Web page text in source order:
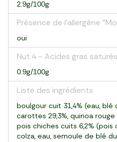
2.9g/100g
Présence de l'allergène
oui
Nut.4 - Acides gras saturés
0.9g/100g
Liste des ingrédients
boulgour cuit 31,4% (eau,
carottes 29,3%, quinoa
pois chiches cuits 6,2% (pois
colza, eau, semoule de blé